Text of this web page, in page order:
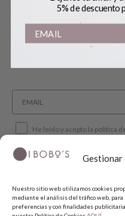
Gestionar
Nuestro sitio web utilizamos cookies
mediante el análisis del tráfico web,
preferencias y con finalidades
POLÍTICA DE PRIVACIDAD
POLÍTICA DE COOKIES
He leído y acepto la política
SÍGUENOS
5% de descuento